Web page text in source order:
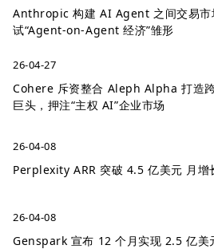
Anthropic 构建 AI Agent 之间交易市
试“Agent-on-Agent 经济”雏形
26-04-27
Cohere 斥资整合 Aleph Alpha 打造
巨头，押注“主权 AI”企业市场
26-04-08
Perplexity ARR 突破 4.5 亿美元 月增
26-04-08
Genspark 宣布 12 个月实现 2.5 亿美